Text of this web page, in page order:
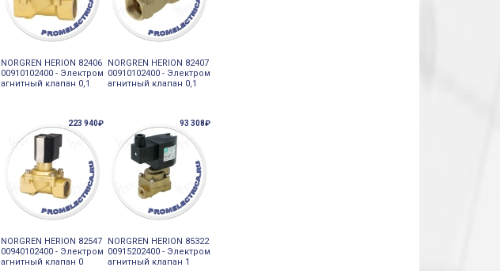
NORGREN HERION 82406
00910102400 - Электром
агнитный клапан 0,1
NORGREN HERION 82407
00910102400 - Электром
агнитный клапан 0,1
223 940₽
NORGREN HERION 82547
00940102400 - Электром
агнитный клапан 0
93 308₽
NORGREN HERION 85322
00915202400 - Электром
агнитный клапан 1